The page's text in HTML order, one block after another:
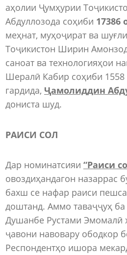
аҳолии Ҷумҳурии
Абдуллозода соҳиби 17386
меҳнат, муҳоҷират ва
Тоҷикистон Ширин
саноат ва технологияҳои
Шералӣ Кабир соҳиби 1558
гардида, Ҷамолиддин
дониста шуд.
РАИСИ СОЛ
Дар номинатсияи “Раиси
овоздиҳандагон назаррас
бахш се нафар раиси
доштанд. Аммо таваҷҷуҳ
Душанбе Рустами Эмомалӣ
ҷавони навовару ободкор
Респондентҳо ишора